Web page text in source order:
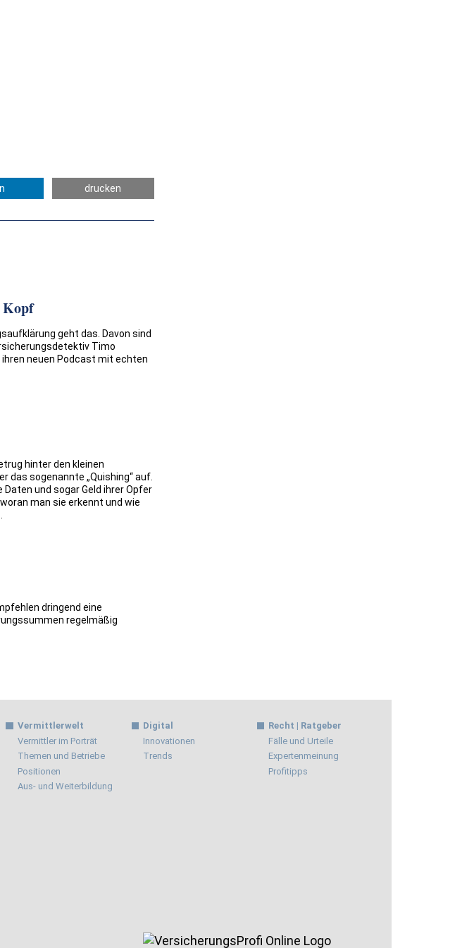
drucken
Kopf
geht das. Davon sind
Timo
neuen Podcast mit echten
hinter den kleinen
das sogenannte „Quishing“ auf.
und sogar Geld ihrer Opfer
man sie erkennt und wie
dringend eine
regelmäßig
Vermittlerwelt
Vermittler im Porträt
Themen und Betriebe
Positionen
Aus- und Weiterbildung
Digital
Innovationen
Trends
Recht | Ratgeber
Fälle und Urteile
Expertenmeinung
Profitipps